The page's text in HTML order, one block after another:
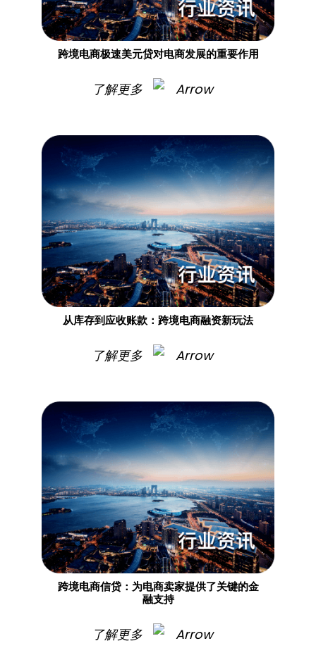
跨境电商极速美元贷对电商发展的重要作用
了解更多
从库存到应收账款：跨境电商融资新玩法
了解更多
跨境电商信贷：为电商卖家提供了关键的金
融支持
了解更多